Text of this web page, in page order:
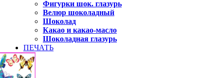
Фигурки шок. глазурь
Велюр шоколадный
Шоколад
Какао и какао-масло
Шоколадная глазурь
ПЕЧАТЬ